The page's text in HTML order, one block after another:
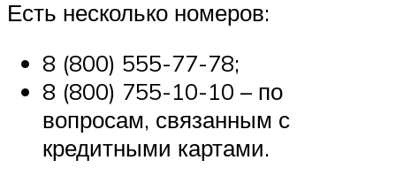
Есть несколько номеров:
8 (800) 555-77-78;
8 (800) 755-10-10 – по
вопросам, связанным с
кредитными картами.